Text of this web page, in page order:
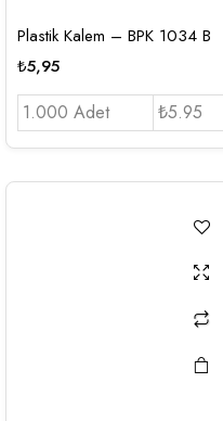
Plastik Kalem – BPK 1034 B
₺5,95
1.000 Adet ₺5.95